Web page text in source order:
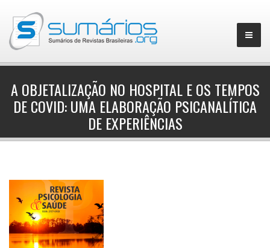
▼
A OBJETALIZAÇÃO NO HOSPITAL E OS TEMPOS
DE COVID: UMA ELABORAÇÃO PSICANALÍTICA
DE EXPERIÊNCIAS